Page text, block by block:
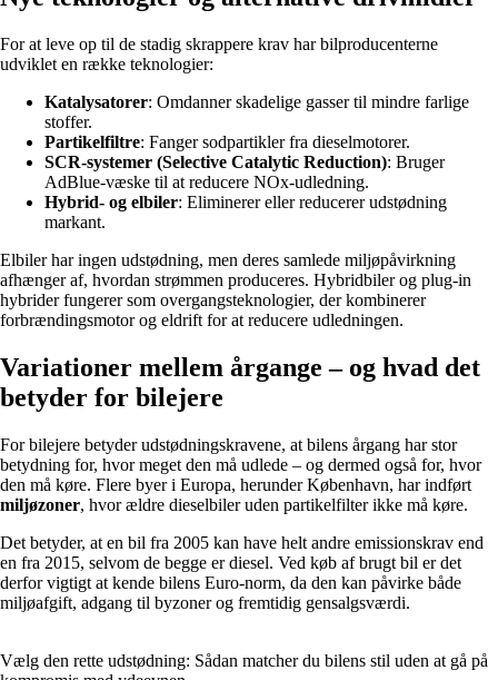
For at leve op til de stadig skrappere krav har bilproducenterne
udviklet en række teknologier:
Katalysatorer: Omdanner skadelige gasser til mindre farlige
stoffer.
Partikelfiltre: Fanger sodpartikler fra dieselmotorer.
SCR-systemer (Selective Catalytic Reduction): Bruger
AdBlue-væske til at reducere NOx-udledning.
Hybrid- og elbiler: Eliminerer eller reducerer udstødning
markant.
Elbiler har ingen udstødning, men deres samlede miljøpåvirkning
afhænger af, hvordan strømmen produceres. Hybridbiler og plug-in
hybrider fungerer som overgangsteknologier, der kombinerer
forbrændingsmotor og eldrift for at reducere udledningen.
Variationer mellem årgange – og hvad det
betyder for bilejere
For bilejere betyder udstødningskravene, at bilens årgang har stor
betydning for, hvor meget den må udlede – og dermed også for, hvor
den må køre. Flere byer i Europa, herunder København, har indført
miljøzoner, hvor ældre dieselbiler uden partikelfilter ikke må køre.
Det betyder, at en bil fra 2005 kan have helt andre emissionskrav end
en fra 2015, selvom de begge er diesel. Ved køb af brugt bil er det
derfor vigtigt at kende bilens Euro-norm, da den kan påvirke både
miljøafgift, adgang til byzoner og fremtidig gensalgsværdi.
Vælg den rette udstødning: Sådan matcher du bilens stil uden at gå på